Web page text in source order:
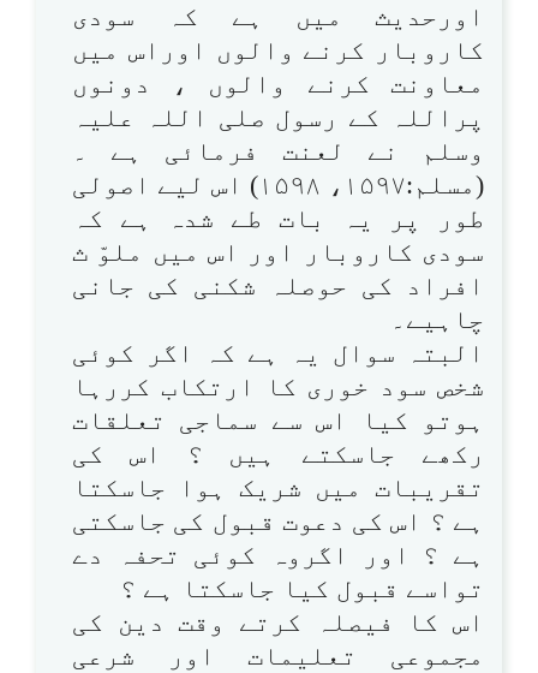
اورحدیث میں ہے کہ سودی
کاروبار کرنے والوں اوراس میں
معاونت کرنے والوں ، دونوں
پراللہ کے رسول صلی اللہ علیہ
وسلم نے لعنت فرمائی ہے ۔
(مسلم:۱۵۹۷، ۱۵۹۸) اس لیے اصولی
طور پر یہ بات طے شدہ ہے کہ
سودی کاروبار اور اس میں ملوّ ث
افراد کی حوصلہ شکنی کی جانی
چاہیے۔
البتہ سوال یہ ہے کہ اگر کوئی
شخص سود خوری کا ارتکاب کررہا
ہوتو کیا اس سے سماجی تعلقات
رکھے جاسکتے ہیں ؟ اس کی
تقریبات میں شریک ہوا جاسکتا
ہے ؟ اس کی دعوت قبول کی جاسکتی
ہے ؟ اور اگروہ کوئی تحفہ دے
تواسے قبول کیا جاسکتا ہے ؟
اس کا فیصلہ کرتے وقت دین کی
مجموعی تعلیمات اور شرعی